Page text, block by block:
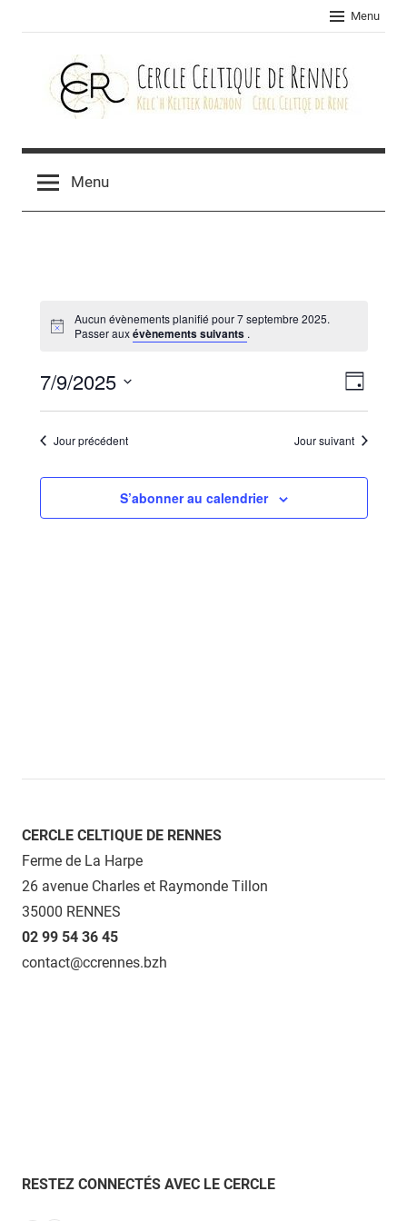
Menu
Cercle
celtique
Menu
Aucun évènements planifié pour 7 septembre 2025.
Passer auxévènements suivants .
par
de
vues
Jour
7/9/2025
Sélectionnez
uneJour précédent Jour suivant
S’abonner au calendrier
CERCLE CELTIQUE DE RENNES
Ferme de La Harpe
26 avenue Charles et Raymonde Tillon
35000 RENNES
02 99 54 36 45
contact@ccrennes.bzh
RESTEZ CONNECTÉS AVEC LE CERCLE